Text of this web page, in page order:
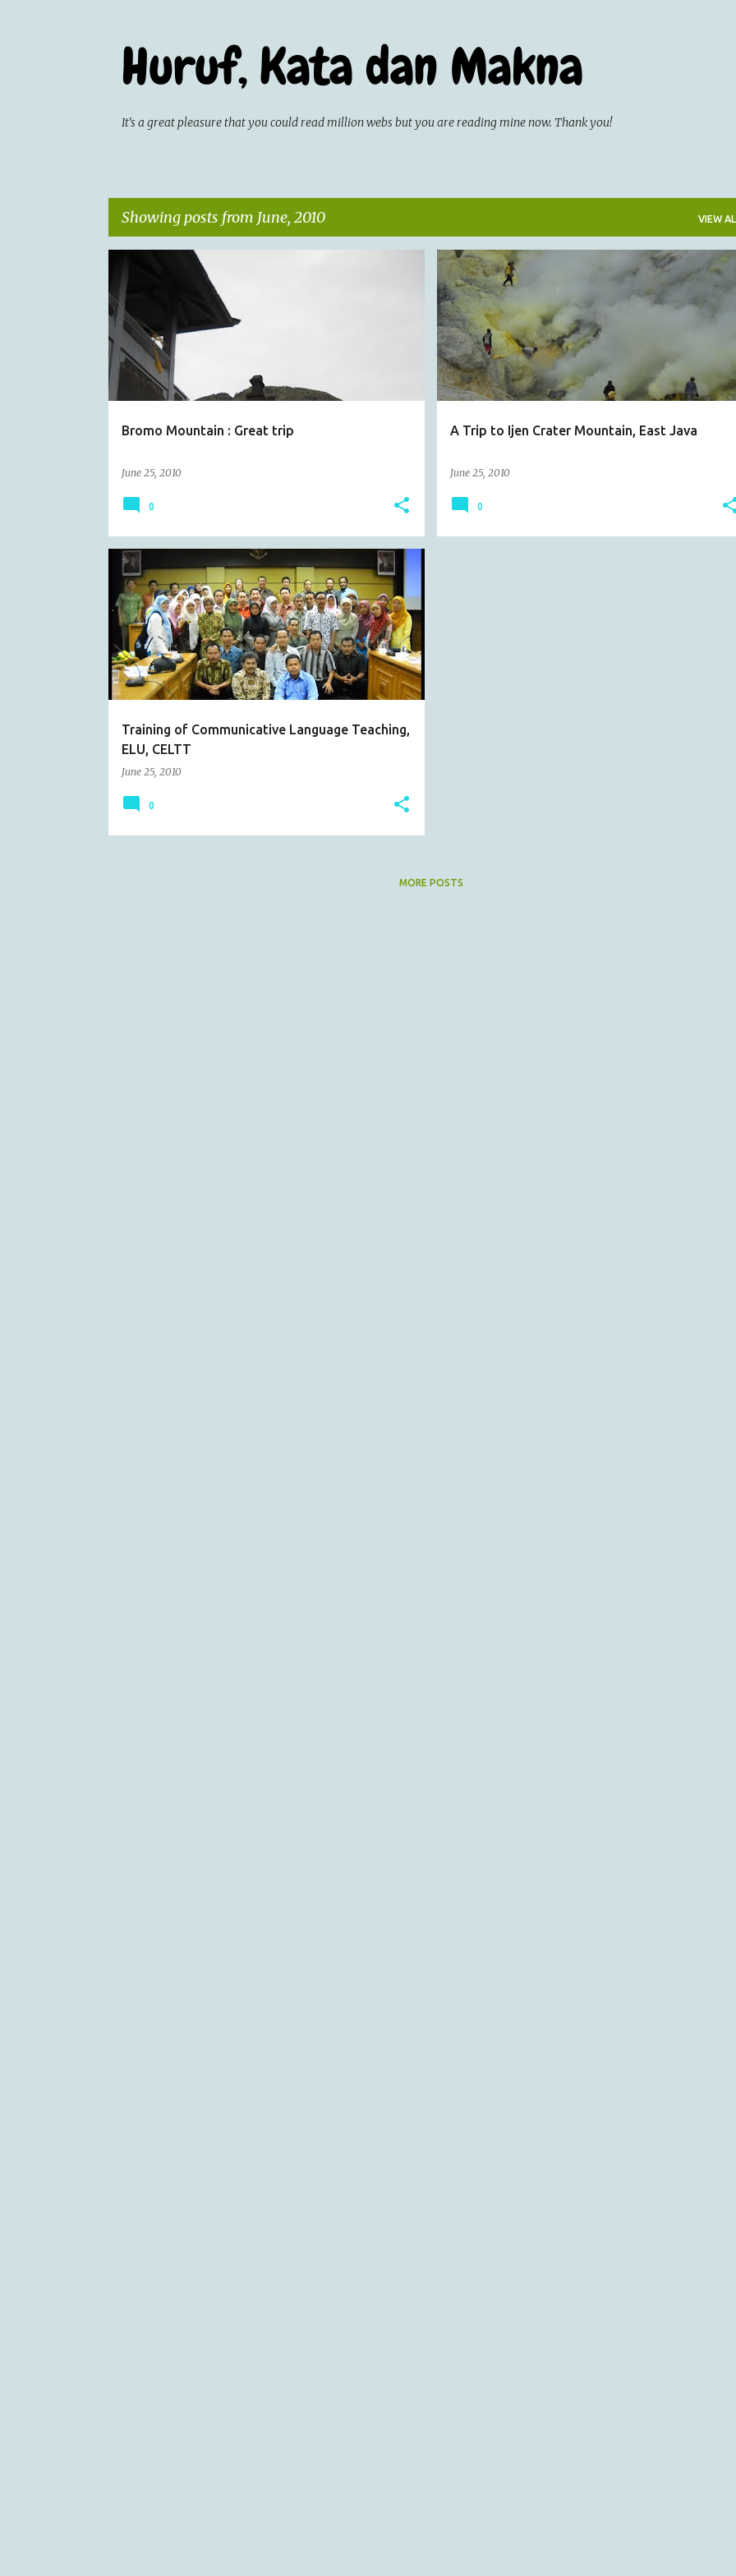
Huruf, Kata dan Makna
It's a great pleasure that you could read million webs but you are reading mine now. Thank you!
Showing posts from June, 2010 VIEW
o
s
t
s
Bromo Mountain : Great trip
June 25, 2010
0
A Trip to Ijen Crater Mountain, East Java
June 25, 2010
CATATAN HARIAN
0
Training of Communicative Language Teaching,
ELU, CELTT
June 25, 2010
CATATAN HARIAN EVENT
0
MORE POSTS